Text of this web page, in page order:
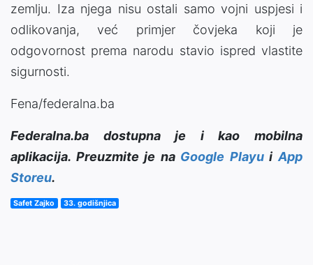
zemlju. Iza njega nisu ostali samo vojni uspjesi i
odlikovanja, već primjer čovjeka koji je
odgovornost prema narodu stavio ispred vlastite
sigurnosti.
Fena/federalna.ba
Federalna.ba dostupna je i kao mobilna
aplikacija. Preuzmite je na Google PlayuiApp
Storeu.
Safet Zajko 33. godišnjica